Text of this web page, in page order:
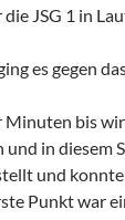
JSG 1 in
es gegen
bis wir
in diesem
und
Punkt war